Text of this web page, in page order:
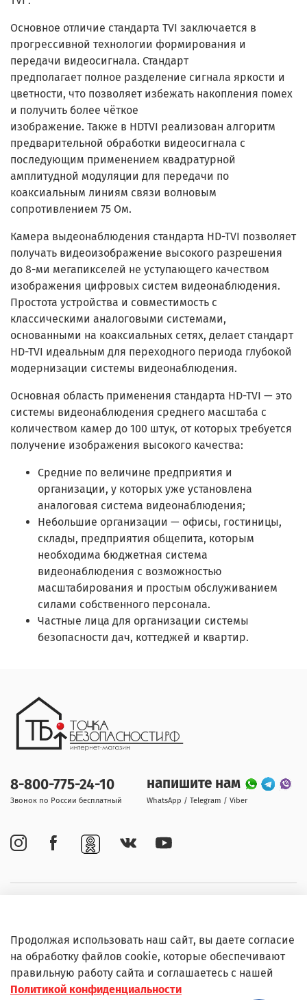
Основное отличие стандарта TVI заключается в
прогрессивной технологии формирования и
передачи видеосигнала. Стандарт
предполагает полное разделение сигнала яркости и
цветности, что позволяет избежать накопления помех
и получить более чёткое
изображение. Также в HDTVI реализован алгоритм
предварительной обработки видеосигнала с
последующим применением квадратурной
амплитудной модуляции для передачи по
коаксиальным линиям связи волновым
сопротивлением 75 Ом.
Камера выдеонаблюдения стандарта HD-TVI позволяет
получать видеоизображение высокого разрешения
до 8-ми мегапикселей не уступающего качеством
изображения цифровых систем видеонаблюдения.
Простота устройства и совместимость с
классическими аналоговыми системами,
основанными на коаксиальных сетях, делает стандарт
HD-TVI идеальным для переходного периода глубокой
модернизации системы видеонаблюдения.
Основная область применения стандарта HD-TVI — это
системы видеонаблюдения среднего масштаба с
количеством камер до 100 штук, от которых требуется
получение изображения высокого качества:
Средние по величине предприятия и
организации, у которых уже установлена
аналоговая система видеонаблюдения;
Небольшие организации — офисы, гостиницы,
склады, предприятия общепита, которым
необходима бюджетная система
видеонаблюдения с возможностью
масштабирования и простым обслуживанием
силами собственного персонала.
Частные лица для организации системы
безопасности дач, коттеджей и квартир.
Информация
8-800-775-24-10
Звонок по России бесплатный
напишите нам
WhatsApp / Telegram / Viber
Продолжая использовать наш сайт, вы даете согласие
на обработку файлов cookie, которые обеспечивают
правильную работу сайта и соглашаетесь с нашей
Политикой конфиденциальности